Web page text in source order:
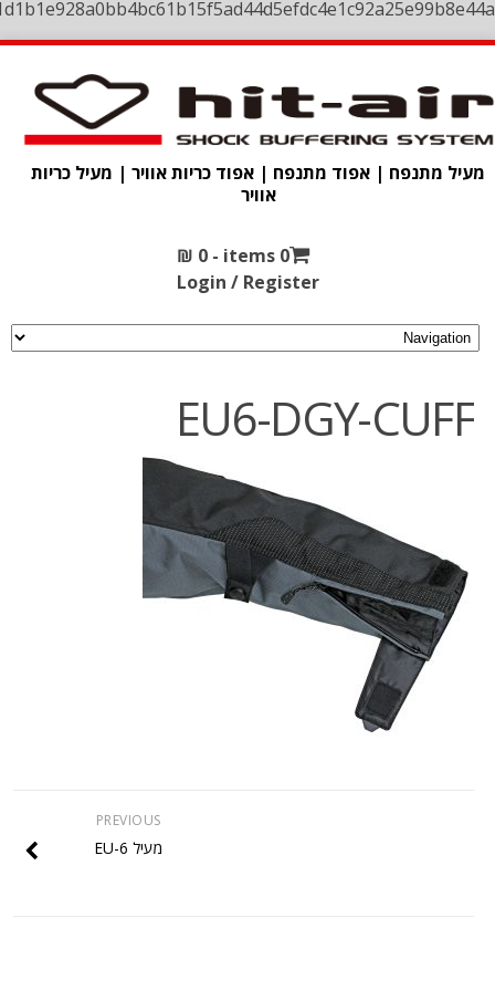
מעיל מתנפח | אפוד מתנפח | אפוד כריות אוויר | מעיל כריות
אוויר
0 items -
₪ 0
Login / Register
EU6-DGY-CUFF
PREVIOUS
מעיל EU-6